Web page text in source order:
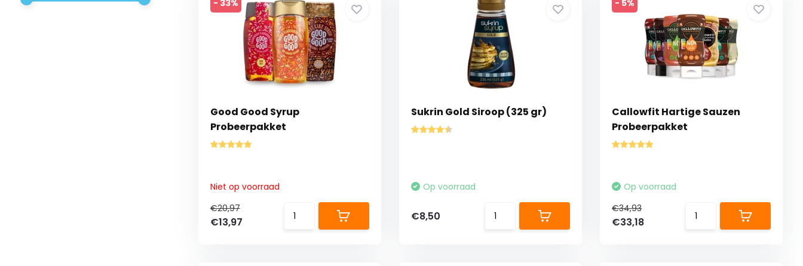
- 33%
Good Good Syrup
Probeerpakket
Niet op voorraad
€20,97
€13,97
Sukrin Gold Siroop (325 gr)
Op voorraad
€8,50
- 5%
Callowfit Hartige Sauzen
Probeerpakket
Op voorraad
€34,93
€33,18